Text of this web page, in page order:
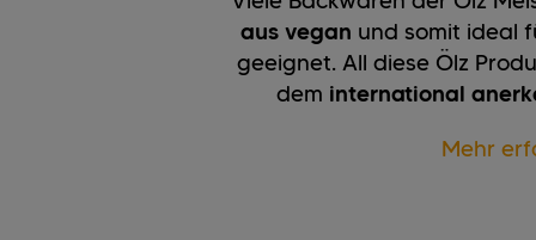
aus vegan und somit ideal
geeignet. All diese Ölz
dem international
Mehr